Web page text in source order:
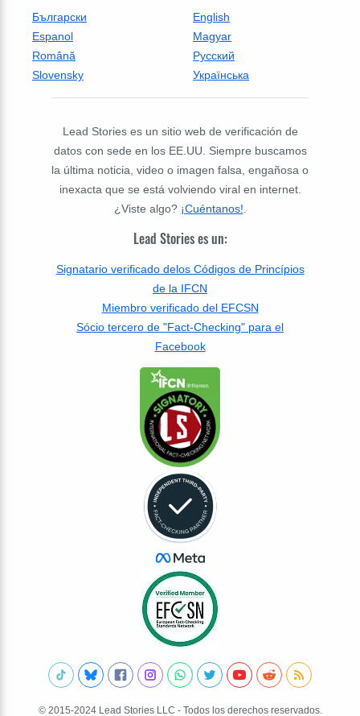
Български
English
Espanol
Magyar
Română
Русский
Slovensky
Українська
Lead Stories es un sitio web de verificación de
datos con sede en los EE.UU. Siempre buscamos
la última noticia, video o imagen falsa, engañosa o
inexacta que se está volviendo viral en internet.
¿Viste algo? ¡Cuéntanos!
Lead Stories es un:
Signatario verificado delos Códigos de Princípios
de la IFCN
Miembro verificado del EFCSN
Sócio tercero de "Fact-Checking" para el
Facebook
© 2015-2024 Lead Stories LLC - Todos los derechos reservados.